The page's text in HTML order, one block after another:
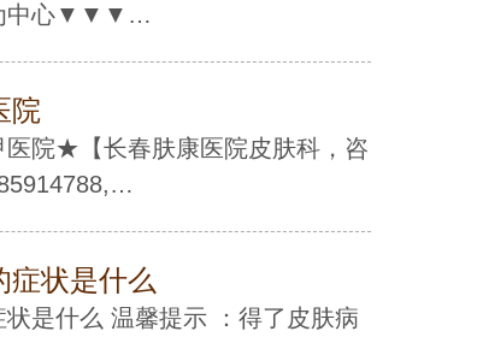
中心▼▼▼…
院
医院★【长春肤康医院皮肤科，咨
状是什么
状是什么 温馨提示 ：得了皮肤病